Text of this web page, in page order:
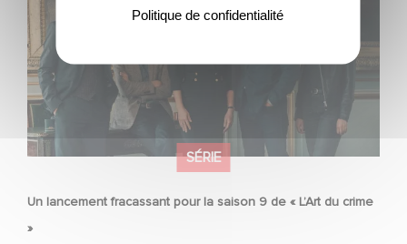
SÉRIE
Un lancement fracassant pour la saison 9 de « L’Art du crime
»
Politique de confidentialité